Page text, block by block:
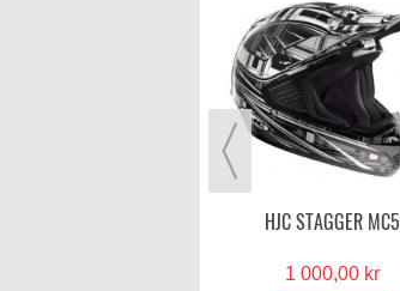
HJC STAGGER MC5
1 000,00 kr